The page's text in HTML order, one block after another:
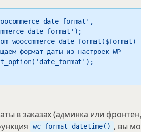
в заказах (админка или
wc_format_datetime()
, вы